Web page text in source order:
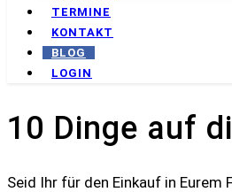
TERMINE
KONTAKT
BLOG
LOGIN
10 Dinge auf
Seid Ihr für den Einkauf in